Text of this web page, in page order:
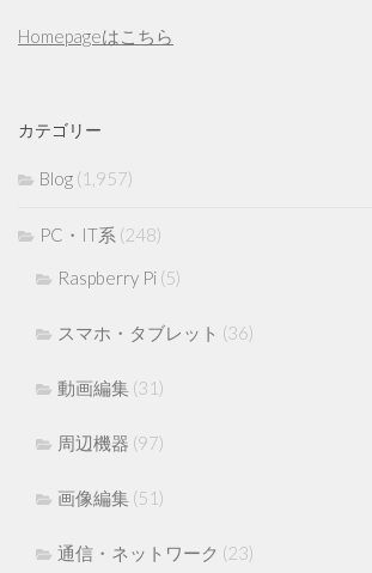
Homepageはこちら
カテゴリー
Blog (1,957)
PC・IT系 (248)
Raspberry Pi (5)
スマホ・タブレット (36)
動画編集 (31)
周辺機器 (97)
画像編集 (51)
通信・ネットワーク (23)